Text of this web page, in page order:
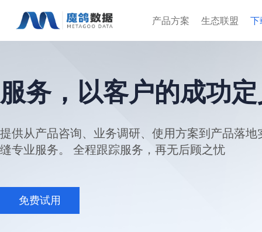
产品方案 生态联盟 下
服务，以客户的成功
提供从产品咨询、业务调研、使用方案到产品落地
缝专业服务。 全程跟踪服务，再无后顾之忧
免费试用